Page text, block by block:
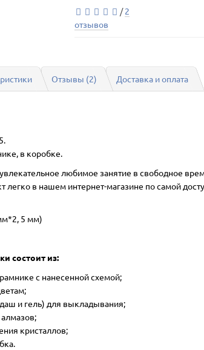
/2
отзывов
Отзывы (2) Доставка и оплата
в коробке.
любимое занятие в свободное
легко в нашем интернет-магазине по самой
5 мм)
состоит из:
с нанесенной схемой;
и гель) для выкладывания;
кристаллов;